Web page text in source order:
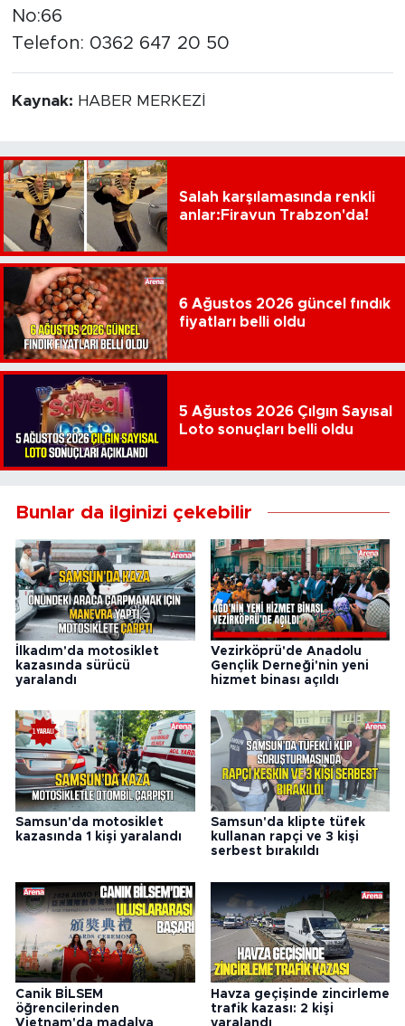
No:66
Telefon: 0362 647 20 50
Kaynak: HABER MERKEZİ
Salah karşılamasında renkli
anlar:Firavun Trabzon'da!
6 Ağustos 2026 güncel fındık
fiyatları belli oldu
5 Ağustos 2026 Çılgın Sayısal
Loto sonuçları belli oldu
Bunlar da ilginizi çekebilir
İlkadım'da motosiklet
kazasında sürücü
yaralandı
Vezirköprü'de Anadolu
Gençlik Derneği'nin yeni
hizmet binası açıldı
Samsun'da motosiklet
kazasında 1 kişi yaralandı
Samsun'da klipte tüfek
kullanan rapçi ve 3 kişi
serbest bırakıldı
Canik BİLSEM
öğrencilerinden
Vietnam'da madalya
Havza geçişinde zincirleme
trafik kazası: 2 kişi
yaralandı